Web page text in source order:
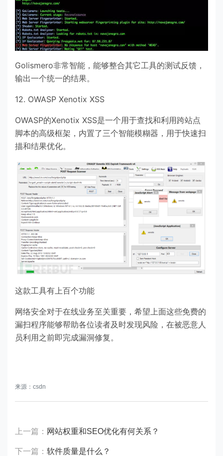
Golismero非常智能，能够整合其它工具的测试反馈，
输出一个统一的结果。
12. OWASP Xenotix XSS
OWASP的Xenotix XSS是一个用于查找和利用跨站点
脚本的高级框架，内置了三个智能模糊器，用于快速扫
描和结果优化。
这款工具有上百个功能
网络安全对于在线业务至关重要，希望上面这些免费的
漏扫程序能够帮助各位读者及时发现风险，在被恶意人
员利用之前即完成漏洞修复。
来源：csdn
上一篇： 网站权重和SEO优化有何关系？
下一篇： 软件质量是什么？